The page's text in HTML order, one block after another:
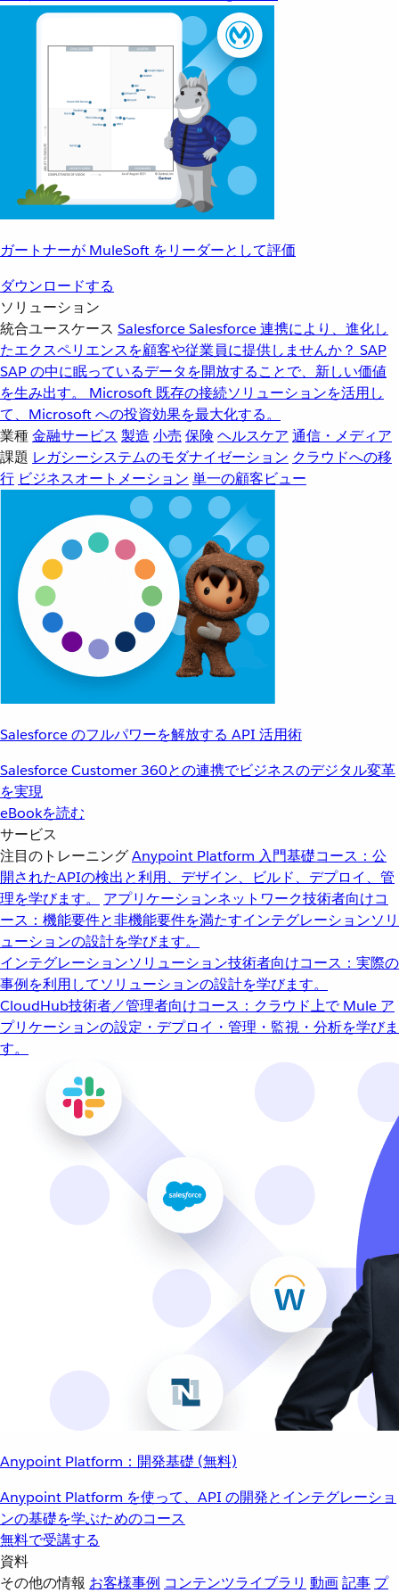
ガートナーが MuleSoft をリーダーとして評価
ダウンロードする
ソリューション
統合ユースケース SalesforceSalesforce 連携により、進化し
たエクスペリエンスを顧客や従業員に提供しませんか？ SAP
SAP の中に眠っているデータを開放することで、新しい価値
を生み出す。
Microsoft 既存の接続ソリューションを活用し
て、Microsoft への投資効果を最大化する。
業種金融サービス 製造 小売 保険 ヘルスケア 通信・メディア
課題 レガシーシステムのモダナイゼーション クラウドへの移
行 ビジネスオートメーション 単一の顧客ビュー
Salesforce のフルパワーを解放する API 活用術
Salesforce Customer 360との連携でビジネスのデジタル変革
を実現
eBookを読む
サービス
注目のトレーニングAnypoint Platform 入門基礎コース：公
開されたAPIの検出と利用、デザイン、ビルド、デプロイ、管
理を学びます。
アプリケーションネットワーク技術者向けコ
ース：機能要件と非機能要件を満たすインテグレーションソリ
ューションの設計を学びます。
インテグレーションソリューション技術者向けコース：実際の
事例を利用してソリューションの設計を学びます。
CloudHub技術者／管理者向けコース：クラウド上で Mule ア
プリケーションの設定・デプロイ・管理・監視・分析を学びま
す。
Anypoint Platform：開発基礎 (無料)
Anypoint Platform を使って、API の開発とインテグレーショ
ンの基礎を学ぶためのコース
無料で受講する
資料
その他の情報 お客様事例 コンテンツライブラリ 動画記事 プ